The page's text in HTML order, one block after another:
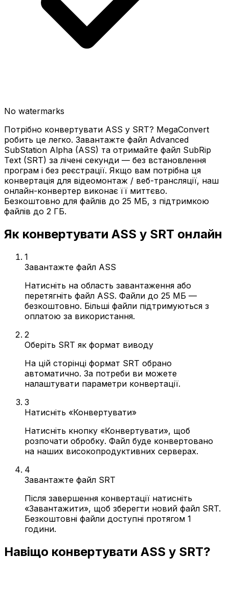
No watermarks
Потрібно конвертувати ASS у SRT? MegaConvert
робить це легко. Завантажте файл Advanced
SubStation Alpha (ASS) та отримайте файл SubRip
Text (SRT) за лічені секунди — без встановлення
програм і без реєстрації. Якщо вам потрібна ця
конвертація для відеомонтаж / веб-трансляції, наш
онлайн-конвертер виконає її миттєво.
Безкоштовно для файлів до 25 МБ, з підтримкою
файлів до 2 ГБ.
Як конвертувати ASS у SRT онлайн
1
Завантажте файл ASS
Натисніть на область завантаження або
перетягніть файл ASS. Файли до 25 МБ —
безкоштовно. Більші файли підтримуються з
оплатою за використання.
2
Оберіть SRT як формат виводу
На цій сторінці формат SRT обрано
автоматично. За потреби ви можете
налаштувати параметри конвертації.
3
Натисніть «Конвертувати»
Натисніть кнопку «Конвертувати», щоб
розпочати обробку. Файл буде конвертовано
на наших високопродуктивних серверах.
4
Завантажте файл SRT
Після завершення конвертації натисніть
«Завантажити», щоб зберегти новий файл SRT.
Безкоштовні файли доступні протягом 1
години.
Навіщо конвертувати ASS у SRT?